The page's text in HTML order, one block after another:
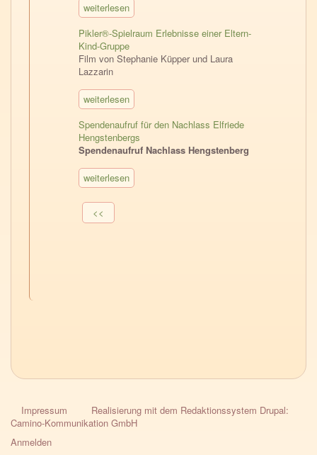
weiterlesen
Pikler®-Spielraum Erlebnisse einer Eltern-
Kind-Gruppe
Film von Stephanie Küpper und Laura
Lazzarin
weiterlesen
Spendenaufruf für den Nachlass Elfriede
Hengstenbergs
Spendenaufruf Nachlass Hengstenberg
weiterlesen
Seitennummerierung
Vorherige
Seite
<<
HPG-
Fussnavigation
Impressum
Realisierung mit dem Redaktionssystem Drupal:
Camino-Kommunikation GmbH
Anmelden